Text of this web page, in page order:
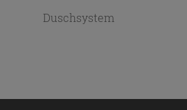
Duschsystem